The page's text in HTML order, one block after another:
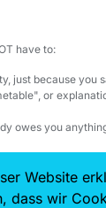
have to:
just because you
or
owes you
Website
dass wir